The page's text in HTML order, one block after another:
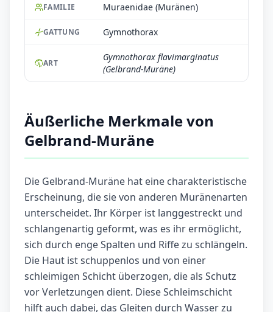
FAMILIE Muraenidae (Muränen)
GATTUNG Gymnothorax
ART
Gymnothorax flavimarginatus
(Gelbrand-Muräne)
Äußerliche Merkmale von
Gelbrand-Muräne
Die Gelbrand-Muräne hat eine charakteristische
Erscheinung, die sie von anderen Muränenarten
unterscheidet. Ihr Körper ist langgestreckt und
schlangenartig geformt, was es ihr ermöglicht,
sich durch enge Spalten und Riffe zu schlängeln.
Die Haut ist schuppenlos und von einer
schleimigen Schicht überzogen, die als Schutz
vor Verletzungen dient. Diese Schleimschicht
hilft auch dabei, das Gleiten durch Wasser zu